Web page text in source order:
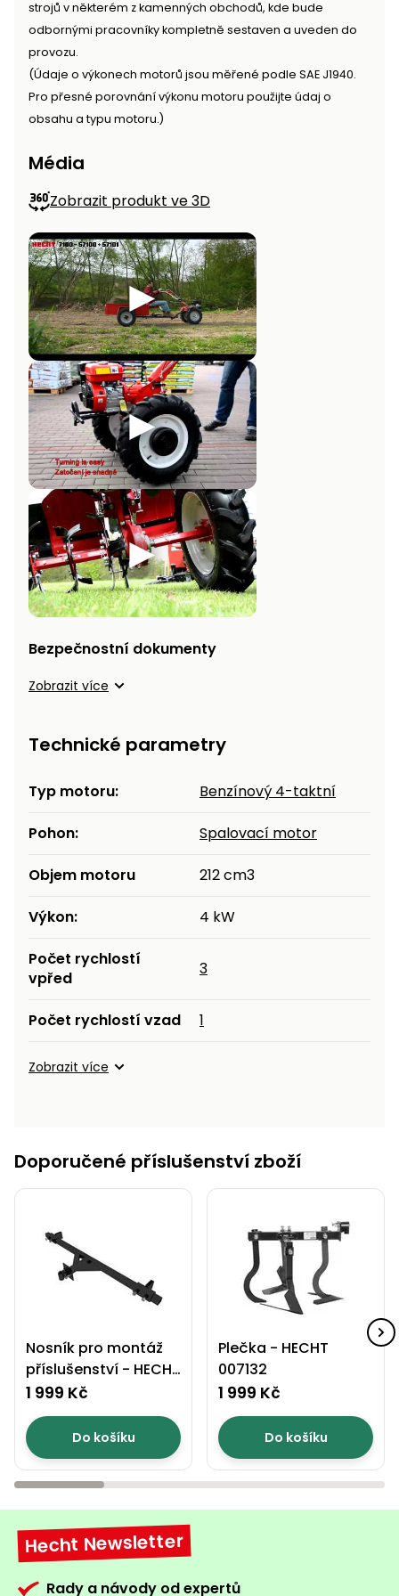
strojů v některém z kamenných obchodů, kde bude
odbornými pracovníky kompletně sestaven a uveden do
provozu.
(Údaje o výkonech motorů jsou měřené podle SAE J1940.
Pro přesné porovnání výkonu motoru použijte údaj o
obsahu a typu motoru.)
Média
Zobrazit produkt ve 3D
Bezpečnostní dokumenty
Zobrazit více
Technické parametry
Typ motoru: Benzínový 4-taktní
Pohon: Spalovací motor
Objem motoru 212 cm3
Výkon: 4 kW
Počet rychlostí
vpřed
3
Počet rychlostí vzad 1
Zobrazit více
Doporučené příslušenství zboží
Nosník pro montáž
příslušenství - HECHT
007129
1 999 Kč
Do košíku
Plečka - HECHT
007132
1 999 Kč
Do košíku
Hecht Newsletter
Rady a návody od expertů